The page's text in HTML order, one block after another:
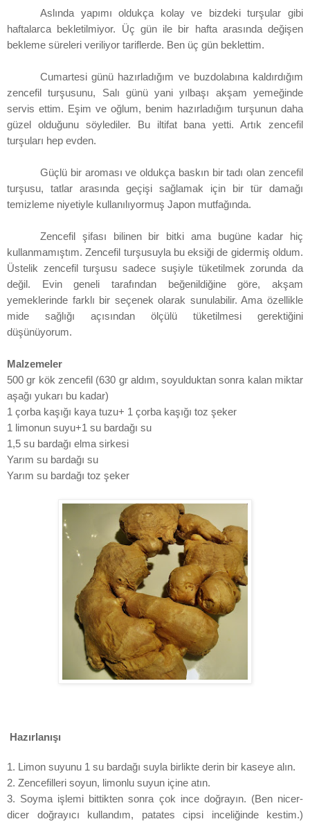
Aslında yapımı oldukça kolay ve bizdeki turşular gibi
haftalarca bekletilmiyor. Üç gün ile bir hafta arasında değişen
bekleme süreleri veriliyor tariflerde. Ben üç gün beklettim.
Cumartesi günü hazırladığım ve buzdolabına kaldırdığım
zencefil turşusunu, Salı günü yani yılbaşı akşam yemeğinde
servis ettim. Eşim ve oğlum, benim hazırladığım turşunun daha
güzel olduğunu söylediler. Bu iltifat bana yetti. Artık zencefil
turşuları hep evden.
Güçlü bir aroması ve oldukça baskın bir tadı olan zencefil
turşusu, tatlar arasında geçişi sağlamak için bir tür damağı
temizleme niyetiyle kullanılıyormuş Japon mutfağında.
Zencefil şifası bilinen bir bitki ama bugüne kadar hiç
kullanmamıştım. Zencefil turşusuyla bu eksiği de gidermiş oldum.
Üstelik zencefil turşusu sadece suşiyle tüketilmek zorunda da
değil. Evin geneli tarafından beğenildiğine göre, akşam
yemeklerinde farklı bir seçenek olarak sunulabilir. Ama özellikle
mide sağlığı açısından ölçülü tüketilmesi gerektiğini
düşünüyorum.
Malzemeler
500 gr kök zencefil (630 gr aldım, soyulduktan sonra kalan miktar
aşağı yukarı bu kadar)
1 çorba kaşığı kaya tuzu+ 1 çorba kaşığı toz şeker
1 limonun suyu+1 su bardağı su
1,5 su bardağı elma sirkesi
Yarım su bardağı su
Yarım su bardağı toz şeker
Hazırlanışı
1. Limon suyunu 1 su bardağı suyla birlikte derin bir kaseye alın.
2. Zencefilleri soyun, limonlu suyun içine atın.
3. Soyma işlemi bittikten sonra çok ince doğrayın. (Ben nicer-
dicer doğrayıcı kullandım, patates cipsi inceliğinde kestim.)